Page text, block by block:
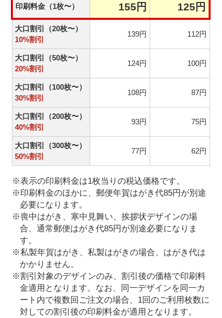
印刷料金（1枚〜） 155円 125円
大口割引（20枚〜）
10%割引
139円 112円
大口割引（50枚〜）
20%割引
124円 100円
大口割引（100枚〜）
30%割引
108円 87円
大口割引（200枚〜）
40%割引
93円 75円
大口割引（300枚〜）
50%割引
77円 62円
※表示の印刷料金は1枚当りの税込価格です。
※印刷料金のほかに、郵便年賀はがき代85円が別途
必要になります。
※喪中はがき、寒中見舞い、挨拶状デザインの場
合、通常郵便はがき代85円が別途必要になりま
す。
※私製年賀はがき、私製はがきの場合、はがき代は
かかりません。
※割引対象のデザインのみ、割引後の価格で印刷料
金適用となります。なお、同一デザインを同一カ
ート内で複数回ご注文の場合、1回のご利用枚数に
対しての割引後の印刷料金が適用となります。